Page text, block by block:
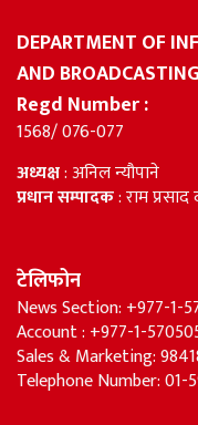
DEPARTMENT OF
AND BROADCASTING
Regd Number :
1568/ 076-077
अध्यक्ष: अनिल न्यौपाने
प्रधान सम्पादक: राम प्रसाद
टेलिफोन
News Section: +977-1-
Account : +977-1-
Sales & Marketing:
Telephone Number: 01-